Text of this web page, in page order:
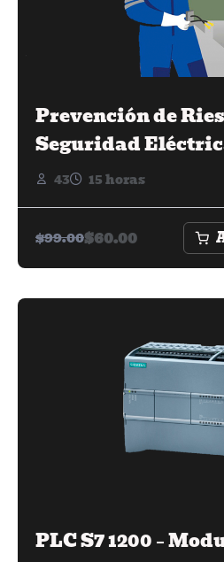
Prevención de
Seguridad
43 15 horas
$99.00$60.00
PLC S7